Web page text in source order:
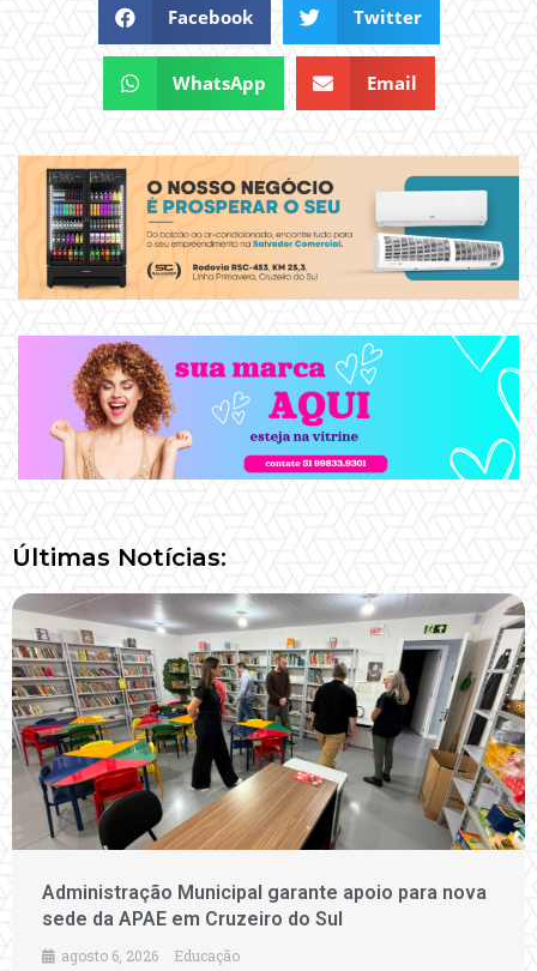
Facebook Twitter
WhatsApp Email
Últimas Notícias:
Administração Municipal garante apoio para nova
sede da APAE em Cruzeiro do Sul
agosto 6, 2026 Educação